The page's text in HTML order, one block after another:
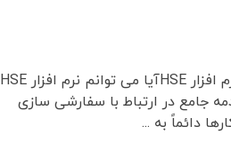
سفارشی سازی نرم افزار HSE سفارشی سازی نرم افزار HSEآیا می توانم نرم افزار HSE
جامع در ارتباط با سفارشی سازی